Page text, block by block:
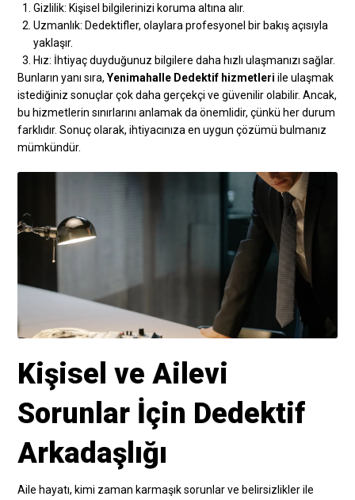
Gizlilik: Kişisel bilgilerinizi koruma altına alır.
Uzmanlık: Dedektifler, olaylara profesyonel bir bakış açısıyla
yaklaşır.
Hız: İhtiyaç duyduğunuz bilgilere daha hızlı ulaşmanızı sağlar.
Bunların yanı sıra,Yenimahalle Dedektif hizmetleri ile ulaşmak
istediğiniz sonuçlar çok daha gerçekçi ve güvenilir olabilir. Ancak,
bu hizmetlerin sınırlarını anlamak da önemlidir, çünkü her durum
farklıdır. Sonuç olarak, ihtiyacınıza en uygun çözümü bulmanız
mümkündür.
Kişisel ve Ailevi
Sorunlar İçin Dedektif
Arkadaşlığı
Aile hayatı, kimi zaman karmaşık sorunlar ve belirsizlikler ile